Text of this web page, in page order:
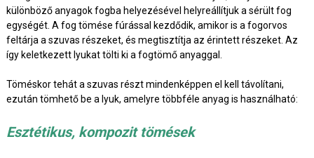
különböző anyagok fogba helyezésével helyreállítjuk a sérült fog
egységét. A fog tömése fúrással kezdődik, amikor is a fogorvos
feltárja a szuvas részeket, és megtisztítja az érintett részeket. Az
így keletkezett lyukat tölti ki a fogtömő anyaggal.
Töméskor tehát a szuvas részt mindenképpen el kell távolítani,
ezután tömhető be a lyuk, amelyre többféle anyag is használható:
Esztétikus, kompozit tömések